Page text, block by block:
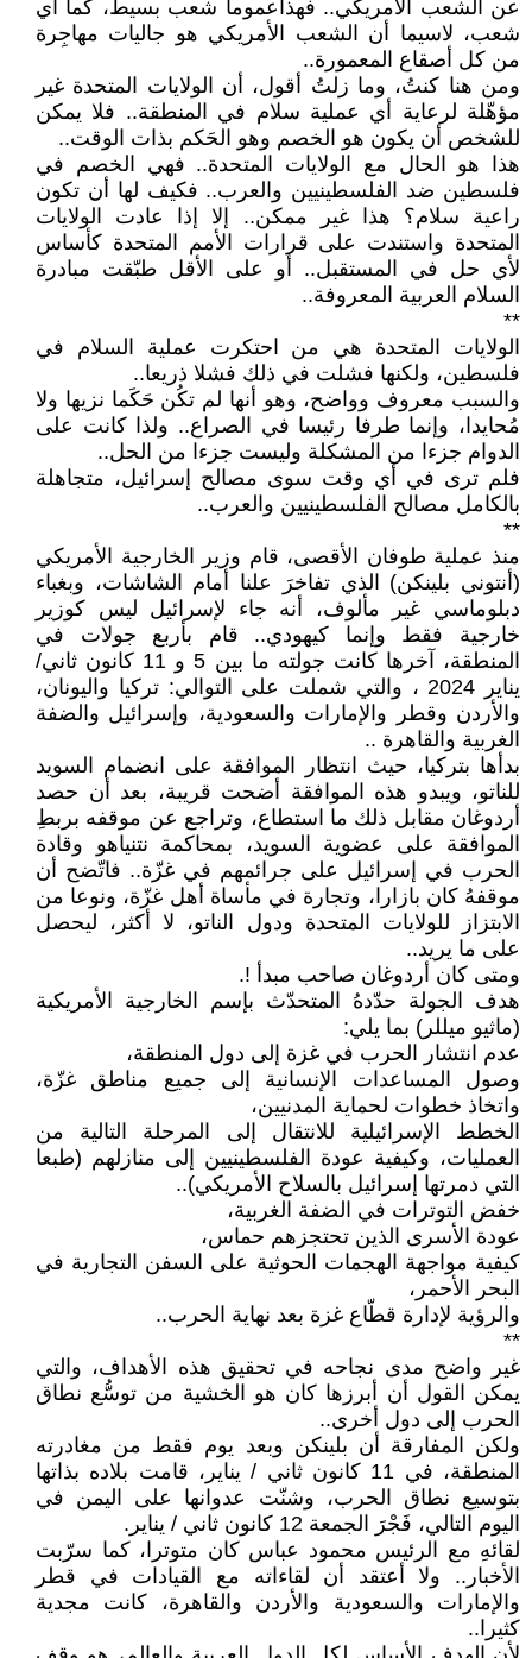
عن الشعب الأمريكي.. فهذاعموما شعب بسيط، كما أي
شعب، لاسيما أن الشعب الأمريكي هو جاليات مهاجِرة
من كل أصقاع المعمورة..
ومن هنا كنتُ، وما زلتُ أقول، أن الولايات المتحدة غير
مؤهّلة لرعاية أي عملية سلام في المنطقة.. فلا يمكن
للشخص أن يكون هو الخصم وهو الحَكم بذات الوقت..
هذا هو الحال مع الولايات المتحدة.. فهي الخصم في
فلسطين ضد الفلسطينيين والعرب.. فكيف لها أن تكون
راعية سلام؟ هذا غير ممكن.. إلا إذا عادت الولايات
المتحدة واستندت على قرارات الأمم المتحدة كأساس
لأي حل في المستقبل.. أو على الأقل طبّقت مبادرة
السلام العربية المعروفة..
**
الولايات المتحدة هي من احتكرت عملية السلام في
فلسطين، ولكنها فشلت في ذلك فشلا ذريعا..
والسبب معروف وواضح، وهو أنها لم تكُن حَكَما نزيها ولا
مُحايدا، وإنما طرفا رئيسا في الصراع.. ولذا كانت على
الدوام جزءا من المشكلة وليست جزءا من الحل..
فلم ترى في أي وقت سوى مصالح إسرائيل، متجاهلة
بالكامل مصالح الفلسطينيين والعرب..
**
منذ عملية طوفان الأقصى، قام وزير الخارجية الأمريكي
(أنتوني بلينكن) الذي تفاخرَ علنا أمام الشاشات، وبغباء
دبلوماسي غير مألوف، أنه جاء لإسرائيل ليس كوزير
خارجية فقط وإنما كيهودي.. قام بأربع جولات في
المنطقة، آخرها كانت جولته ما بين 5 و 11 كانون ثاني/
يناير 2024 ، والتي شملت على التوالي: تركيا واليونان،
والأردن وقطر والإمارات والسعودية، وإسرائيل والضفة
الغربية والقاهرة ..
بدأها بتركيا، حيث انتظار الموافقة على انضمام السويد
للناتو، ويبدو هذه الموافقة أضحت قريبة، بعد أن حصد
أردوغان مقابل ذلك ما استطاع، وتراجع عن موقفه بربطِ
الموافقة على عضوية السويد، بمحاكمة نتنياهو وقادة
الحرب في إسرائيل على جرائمهم في غزّة.. فاتّضح أن
موقفهُ كان بازارا، وتجارة في مأساة أهل غزّة، ونوعا من
الابتزاز للولايات المتحدة ودول الناتو، لا أكثر، ليحصل
على ما يريد..
ومتى كان أردوغان صاحب مبدأ !.
هدف الجولة حدّدهُ المتحدّث بإسم الخارجية الأمريكية
(ماثيو ميللر) بما يلي:
عدم انتشار الحرب في غزة إلى دول المنطقة،
وصول المساعدات الإنسانية إلى جميع مناطق غزّة،
واتخاذ خطوات لحماية المدنيين،
الخطط الإسرائيلية للانتقال إلى المرحلة التالية من
العمليات، وكيفية عودة الفلسطينيين إلى منازلهم (طبعا
التي دمرتها إسرائيل بالسلاح الأمريكي)..
خفض التوترات في الضفة الغربية،
عودة الأسرى الذين تحتجزهم حماس،
كيفية مواجهة الهجمات الحوثية على السفن التجارية في
البحر الأحمر،
والرؤية لإدارة قطّاع غزة بعد نهاية الحرب..
**
غير واضح مدى نجاحه في تحقيق هذه الأهداف، والتي
يمكن القول أن أبرزها كان هو الخشية من توسُّع نطاق
الحرب إلى دول أخرى..
ولكن المفارقة أن بلينكن وبعد يوم فقط من مغادرته
المنطقة، في 11 كانون ثاني / يناير، قامت بلاده بذاتها
بتوسيع نطاق الحرب، وشنّت عدوانها على اليمن في
اليوم التالي، فَجْرَ الجمعة 12 كانون ثاني / يناير.
لقائهِ مع الرئيس محمود عباس كان متوترا، كما سرّبت
الأخبار.. ولا أعتقد أن لقاءاته مع القيادات في قطر
والإمارات والسعودية والأردن والقاهرة، كانت مجدية
كثيرا..